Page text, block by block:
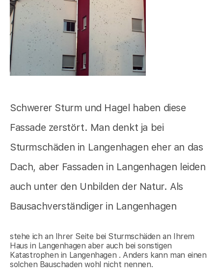
Schwerer Sturm und Hagel haben diese
Fassade zerstört. Man denkt ja bei
Sturmschäden in Langenhagen eher an das
Dach, aber Fassaden in Langenhagen leiden
auch unter den Unbilden der Natur. Als
Bausachverständiger in Langenhagen
stehe ich an Ihrer Seite bei Sturmschäden an Ihrem
Haus in Langenhagen aber auch bei sonstigen
Katastrophen in Langenhagen . Anders kann man einen
solchen Bauschaden wohl nicht nennen.